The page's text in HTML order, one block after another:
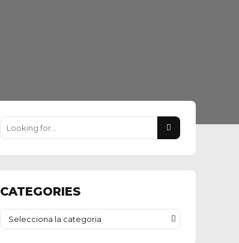
CATEGORIES
Selecciona la categoria